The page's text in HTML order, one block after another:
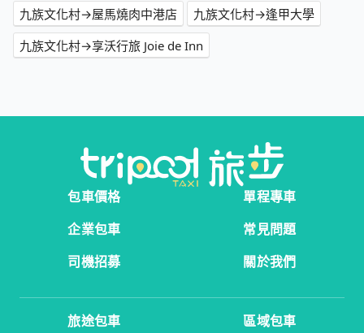
九族文化村→屋馬燒肉中港店
九族文化村→逢甲大學
九族文化村→享沃行旅 Joie de Inn
包車價格
單程專車
企業包車
常見問題
司機招募
關於我們
旅途包車 區域包車